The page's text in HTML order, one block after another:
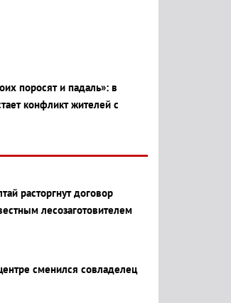
поросят и падаль»: в
конфликт жителей с
расторгнут договор
лесозаготовителем
сменился совладелец